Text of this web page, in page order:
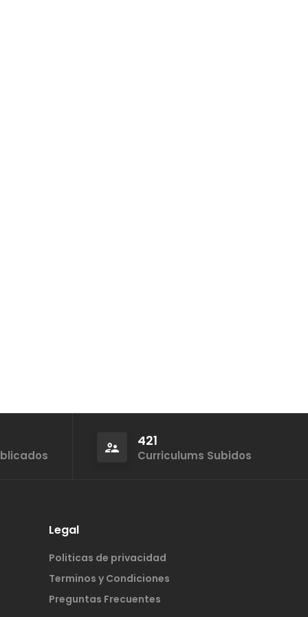
421
Curriculums Subidos
Legal
Politicas de privacidad
Terminos y Condiciones
Preguntas Frecuentes